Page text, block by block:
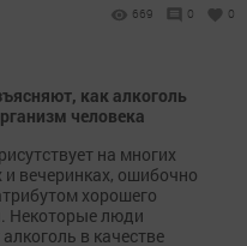
669 0 0
как алкоголь
человека
на многих
и вечеринках, ошибочно
хорошего
Некоторые люди
в качестве